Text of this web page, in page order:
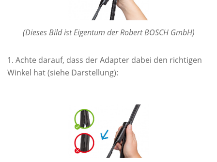
(Dieses Bild ist Eigentum der Robert BOSCH GmbH)
Achte darauf, dass der Adapter dabei den richtigen
Winkel hat (siehe Darstellung):